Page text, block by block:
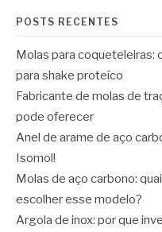
POSTS RECENTES
Molas para coqueteleiras:
para shake proteíco
Fabricante de molas de
pode oferecer
Anel de arame de aço
Isomol!
Molas de aço carbono:
escolher esse modelo?
Argola de inox: por que